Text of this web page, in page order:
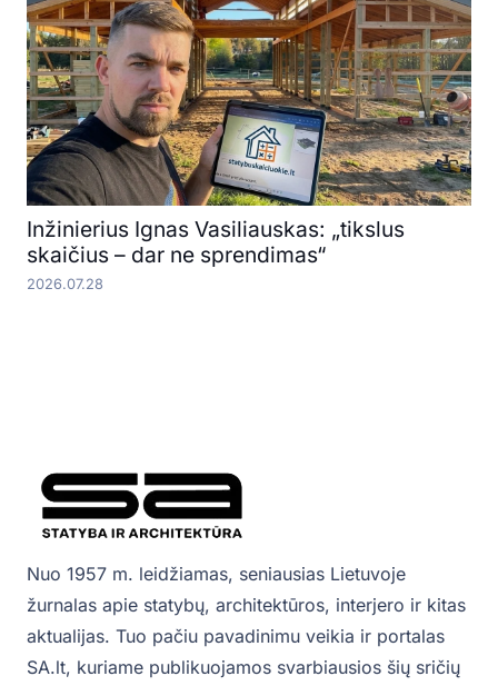
Inžinierius Ignas Vasiliauskas: „tikslus
skaičius – dar ne sprendimas“
2026.07.28
Nuo 1957 m. leidžiamas, seniausias Lietuvoje
žurnalas apie statybų, architektūros, interjero ir kitas
aktualijas. Tuo pačiu pavadinimu veikia ir portalas
SA.lt, kuriame publikuojamos svarbiausios šių sričių